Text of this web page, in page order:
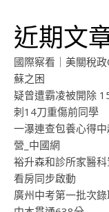
近期文
國際察看｜美關稅
蘇之困
疑曾遭霸凌被開除
刺14刀重傷前同學
一瀑連查包養心得
營_中國網
裕升森和診所家醫
看房同步啟動
廣州中考第一批次